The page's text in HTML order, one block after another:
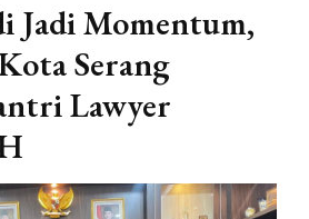
Jadi Momentum,
Serang
Lawyer